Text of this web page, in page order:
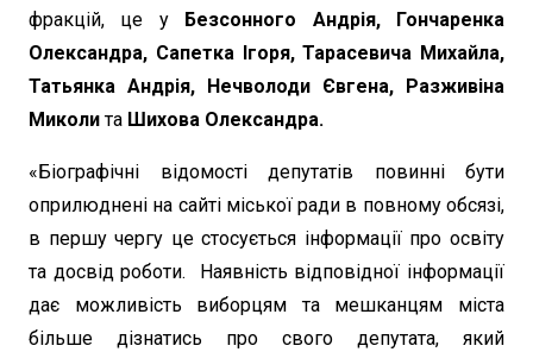
фракцій, це у
Безсонного Андрія, Гончаренка
Олександра, Сапетка Ігоря, Тарасевича Михайла,
Татьянка Андрія, Нечволоди Євгена, Разживіна
Миколита Шихова Олександра.
«Біографічні відомості депутатів повинні бути
оприлюднені на сайті міської ради в повному обсязі,
в першу чергу це стосується інформації про освіту
та досвід роботи. Наявність відповідної інформації
дає можливість виборцям та мешканцям міста
більше дізнатись про свого депутата, який